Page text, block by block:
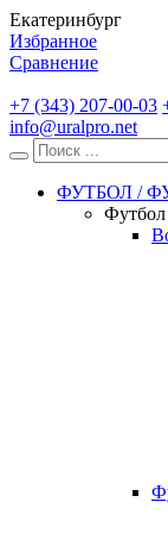
Екатеринбург
Избранное
Сравнение
+7 (343) 207-00-03
info@uralpro.net
ФУТБОЛ /
Футбол